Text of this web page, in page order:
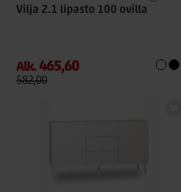
Vilja 2.1 lipasto 100 ovilla
Alk.465,60
582,00